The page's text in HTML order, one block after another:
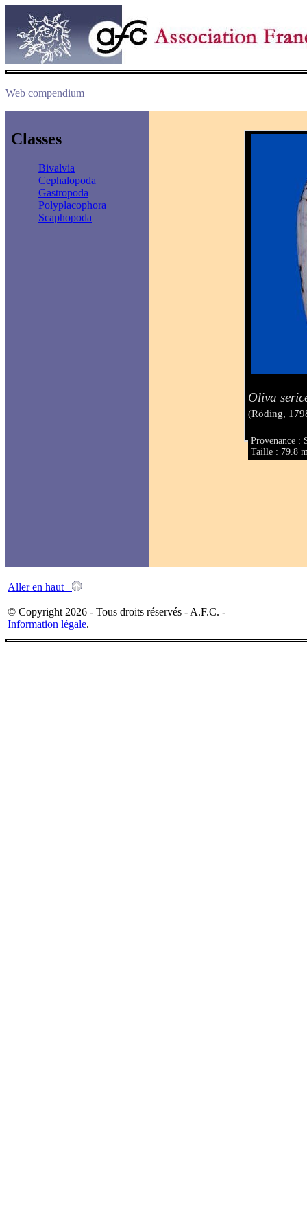
Web compendium
Classes
Bivalvia
Cephalopoda
Gastropoda
Polyplacophora
Scaphopoda
Oliva
(Röding,
Provenance :
Taille : 79.8
Aller en haut
© Copyright 2026 - Tous droits réservés - A.F.C. -
Information légale.